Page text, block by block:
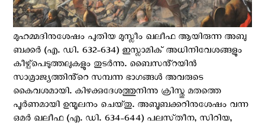
മുഹമ്മദിനുശേഷം പുതിയ മുസ്ലീം ഖലീഫ ആയിരുന്ന അബു
ബക്കർ (എ. ഡി. 632-634) ഇസ്ലാമിക് അധിനിവേശങ്ങളും
കീഴ്പ്പെടുത്തലുകളും തുടർന്നു. ബൈസൻ്റയിൻ
സാമ്രാജ്യത്തിൻ്റെ സമ്പന്ന ഭാഗങ്ങൾ അവരുടെ
കൈവശമായി. കിഴക്കുദേശത്തുനിന്നു ക്രിസ്തു മതത്തെ
പൂർണമായി ഉന്മൂലനം ചെയ്‌തു. അബൂബക്കറിനുശേഷം വന്ന
ഒമർ ഖലീഫ (എ. ഡി. 634-644) പലസ്‌തീന, സിറിയ,